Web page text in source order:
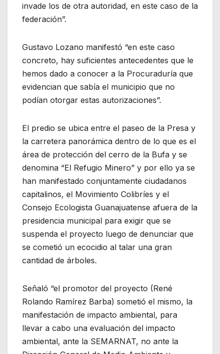
invade los de otra autoridad, en este caso de la
federación”.
Gustavo Lozano manifestó “en este caso
concreto, hay suficientes antecedentes que le
hemos dado a conocer a la Procuraduría que
evidencian que sabía el municipio que no
podían otorgar estas autorizaciones”.
El predio se ubica entre el paseo de la Presa y
la carretera panorámica dentro de lo que es el
área de protección del cerro de la Bufa y se
denomina “El Refugio Minero” y por ello ya se
han manifestado conjuntamente ciudadanos
capitalinos, el Movimiento Colibríes y el
Consejo Ecologista Guanajuatense afuera de la
presidencia municipal para exigir que se
suspenda el proyecto luego de denunciar que
se cometió un ecocidio al talar una gran
cantidad de árboles.
Señaló “el promotor del proyecto (René
Rolando Ramírez Barba) sometió el mismo, la
manifestación de impacto ambiental, para
llevar a cabo una evaluación del impacto
ambiental, ante la SEMARNAT, no ante la